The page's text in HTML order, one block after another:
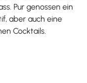
Pur genossen ein
aber auch eine
Cocktails.